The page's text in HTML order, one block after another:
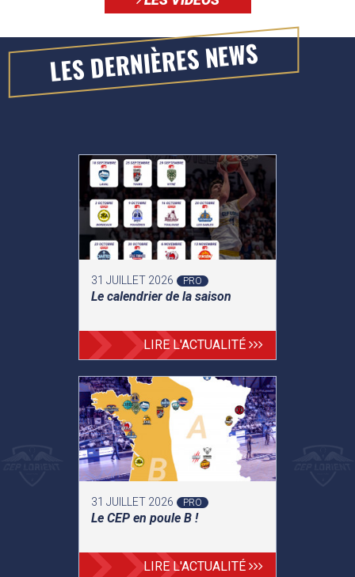
LES DERNIÈRES NEWS
31 JUILLET 2026 PRO
Le calendrier de la saison
LIRE L'ACTUALITÉ
31 JUILLET 2026 PRO
Le CEP en poule B !
LIRE L'ACTUALITÉ